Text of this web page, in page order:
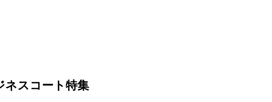
ネスコート特集